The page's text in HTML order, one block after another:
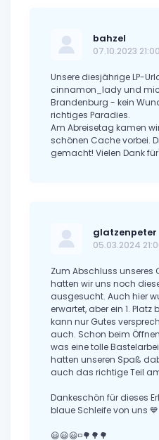
bahzel
07.10.2023 21:00
Unsere diesjährige LP-
cinnamon_lady und
Brandenburg - kein
richtiges Paradies.
Am Abreisetag kamen
schönen Cache vorbei.
gemacht! Vielen Dank
glatzenpeter
05.03.2024
Zum Abschluss unseres
hatten wir uns noch
ausgesucht. Auch hier
erwartet, aber ein 1.
kann nur Gutes
auch. Schon beim
was eine tolle
hatten unseren Spaß
auch das richtige Teil
Dankeschön für dieses
blaue Schleife von uns 💙
😃😃😃◽🌳🌳🌳